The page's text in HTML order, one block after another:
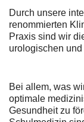
Durch unsere
renommierten
Praxis sind wir
urologischen
Bei allem, was
optimale
Gesundheit zu